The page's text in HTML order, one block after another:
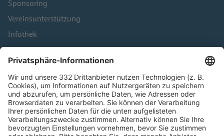
Sponsoring
Vereinsunterstützung
Infothek
Kontakt
HÄUFIG BESUCHTE SEITEN
Pässe und Vereinswechsel
Trainerausbildung
Schulungsangebot Vereinsmitarbeiter